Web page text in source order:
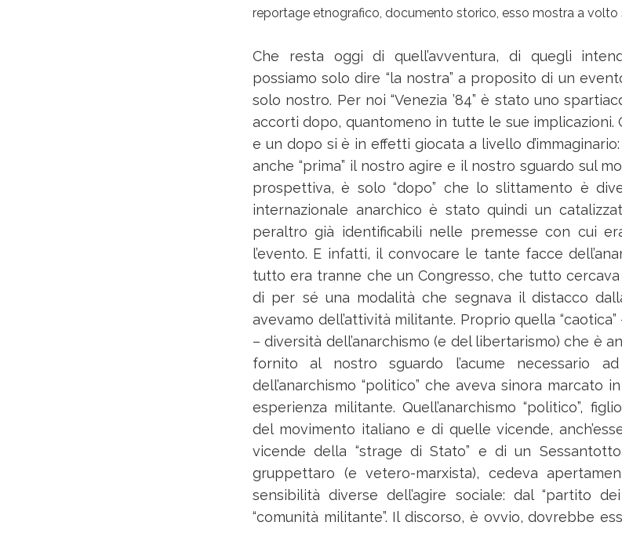
reportage etnografico, documento storico, esso mostra a volto
Che resta oggi di quell’avventura, di quegli
possiamo solo dire “la nostra” a proposito di un
solo nostro. Per noi “Venezia ’84” è stato uno
accorti dopo, quantomeno in tutte le sue implicazioni.
e un dopo si è in effetti giocata a livello
anche “prima” il nostro agire e il nostro sguardo sul
prospettiva, è solo “dopo” che lo slittamento è
internazionale anarchico è stato quindi un
peraltro già identificabili nelle premesse con cui
l’evento. E infatti, il convocare le tante facce
tutto era tranne che un Congresso, che tutto cercava
di per sé una modalità che segnava il distacco
avevamo dell’attività militante. Proprio quella
– diversità dell’anarchismo (e del libertarismo) che è
fornito al nostro sguardo l’acume necessario
dell’anarchismo “politico” che aveva sinora marcato
esperienza militante. Quell’anarchismo “politico”,
del movimento italiano e di quelle vicende,
vicende della “strage di Stato” e di un
gruppettaro (e vetero-marxista), cedeva
sensibilità diverse dell’agire sociale: dal “partito
“comunità militante”. Il discorso, è ovvio, dovrebbe